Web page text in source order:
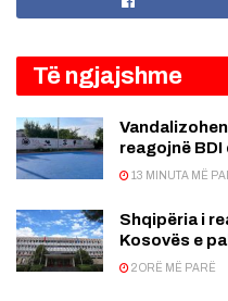
Të ngjajshme
reagojnë BDI
13 MINUTA MË
Shqipëria i
Kosovës e
2 ORË MË PARË